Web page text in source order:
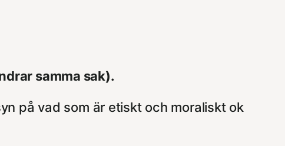
samma sak).
på vad som är etiskt och moraliskt ok